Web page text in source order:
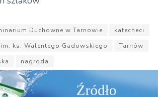
Duchowne w Tarnowie
katecheci
ks. Walentego Gadowskiego
Tarnów
nagroda